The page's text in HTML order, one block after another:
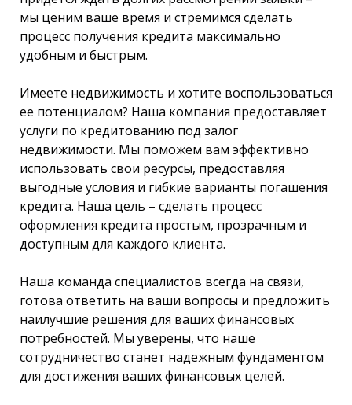
мы ценим ваше время и стремимся сделать
процесс получения кредита максимально
удобным и быстрым.
Имеете недвижимость и хотите воспользоваться
ее потенциалом? Наша компания предоставляет
услуги по кредитованию под залог
недвижимости. Мы поможем вам эффективно
использовать свои ресурсы, предоставляя
выгодные условия и гибкие варианты погашения
кредита. Наша цель – сделать процесс
оформления кредита простым, прозрачным и
доступным для каждого клиента.
Наша команда специалистов всегда на связи,
готова ответить на ваши вопросы и предложить
наилучшие решения для ваших финансовых
потребностей. Мы уверены, что наше
сотрудничество станет надежным фундаментом
для достижения ваших финансовых целей.